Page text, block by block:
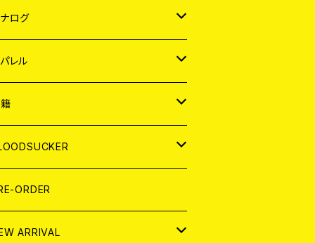
ログ
レル
ZINE
集 (PHOTOBOOK)
ログ
ORDER
ARRIVAL